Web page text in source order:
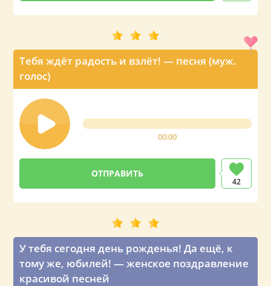
Тебя ждёт радость и взлёт! — песня (муж.
голос)
00:00
42
У тебя сегодня день рожденья! Да ещё, к
тому же, юбилей! — женское поздравление
красивой песней